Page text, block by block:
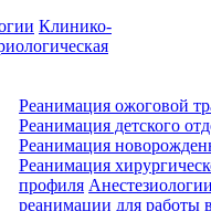
Клинико-
Реанимация ожоговой
Реанимация детского
Реанимация
Реанимация
профиля
реанимации для работы